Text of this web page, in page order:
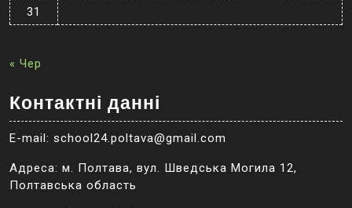
31
« Чер
Контактні данні
E-mail: school24.poltava@gmail.com
Адреса: м. Полтава, вул. Шведська Могила 12,
Полтавська область